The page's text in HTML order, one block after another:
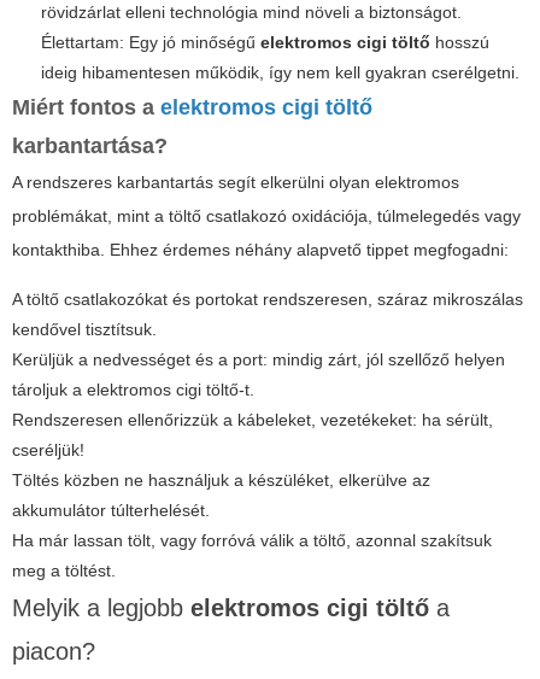
rövidzárlat elleni technológia mind növeli a biztonságot.
Élettartam: Egy jó minőségű elektromos cigi töltő hosszú
ideig hibamentesen működik, így nem kell gyakran cserélgetni.
Miért fontos a elektromos cigi töltő
karbantartása?
A rendszeres karbantartás segít elkerülni olyan elektromos
problémákat, mint a töltő csatlakozó oxidációja, túlmelegedés vagy
kontakthiba. Ehhez érdemes néhány alapvető tippet megfogadni:
A töltő csatlakozókat és portokat rendszeresen, száraz mikroszálas
kendővel tisztítsuk.
Kerüljük a nedvességet és a port: mindig zárt, jól szellőző helyen
tároljuk a elektromos cigi töltő-t.
Rendszeresen ellenőrizzük a kábeleket, vezetékeket: ha sérült,
cseréljük!
Töltés közben ne használjuk a készüléket, elkerülve az
akkumulátor túlterhelését.
Ha már lassan tölt, vagy forróvá válik a töltő, azonnal szakítsuk
meg a töltést.
Melyik a legjobb elektromos cigi töltő a
piacon?